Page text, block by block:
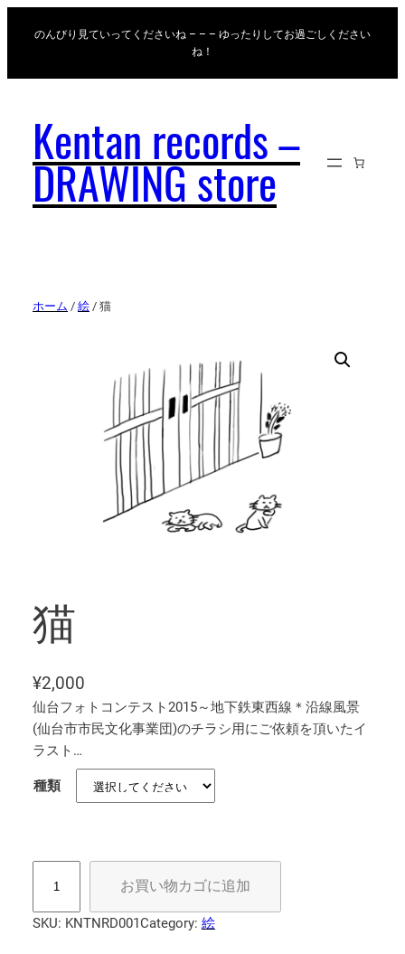
のんびり見ていってくださいね – – – ゆったりしてお過ごしください
ね！
Kentan records –
DRAWING store
ホーム / 絵 / 猫
猫
¥2,000
仙台フォトコンテスト2015～地下鉄東西線＊沿線風景
(仙台市市民文化事業団)のチラシ用にご依頼を頂いたイ
ラスト…
種類
お買い物カゴに追加
SKU: KNTNRD001Category: 絵